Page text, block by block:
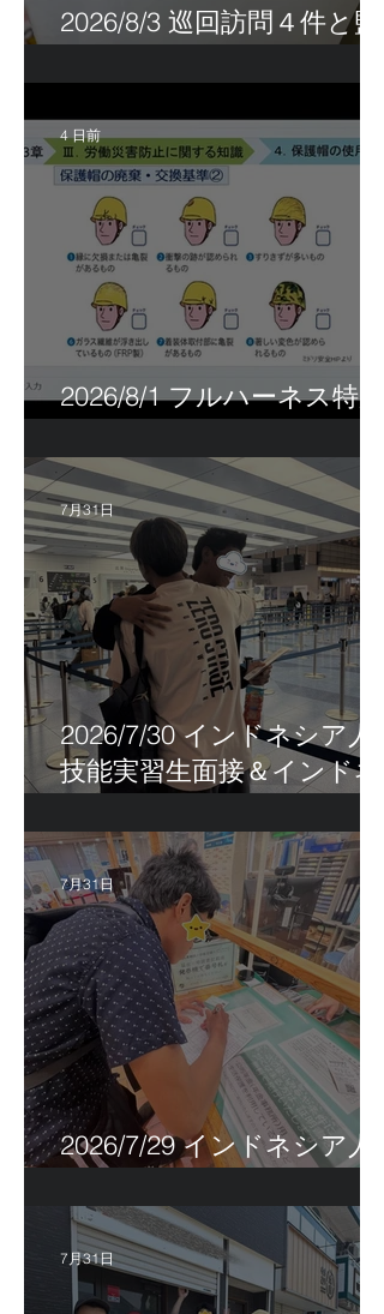
2026/8/3 巡回訪問４件と監
2026/8/1 フルハーネス特別
4 日前
2026/7/30 インドネシア人
技能実習生面接＆インドネ
7月31日
2026/7/29 インドネシア人
7月31日
7月31日